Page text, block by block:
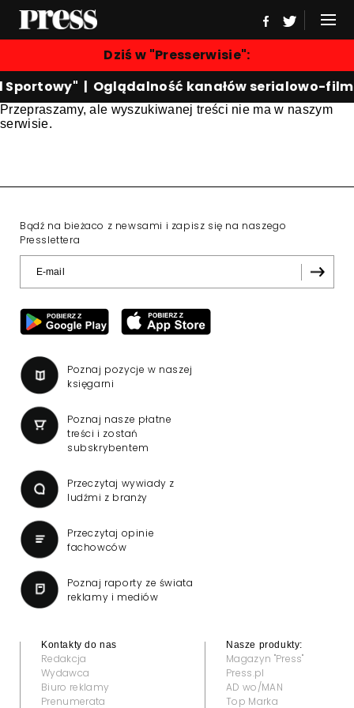
Dziś w "Presserwisie":
Sportowy" |Oglądalność kanałów serialowo-
Przepraszamy, ale wyszukiwanej treści nie ma w naszym
serwisie.
Bądź na bieżaco z newsami i zapisz się na naszego
Presslettera
Poznaj pozycje w naszej
księgarni
Poznaj nasze płatne
treści i zostań
subskrybentem
Przeczytaj wywiady z
ludźmi z branży
Przeczytaj opinie
fachowców
Poznaj raporty ze świata
reklamy i mediów
Kontakty do nas
Redakcja
Wydawca
Biuro reklamy
Prenumerata
Nasze produkty:
Magazyn "Press"
Press.pl
AD wo/MAN
Top Marka